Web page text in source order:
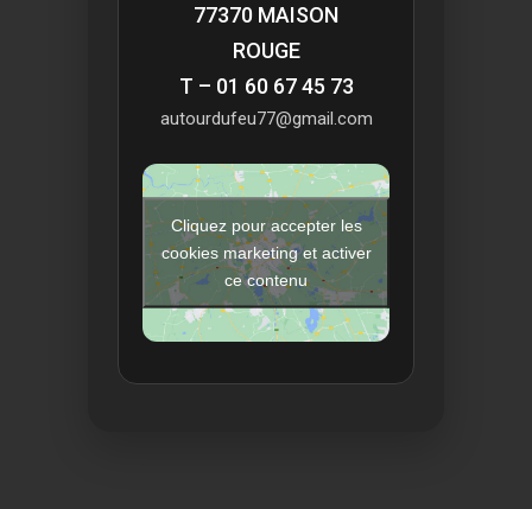
77370 MAISON
ROUGE
T – 01 60 67 45 73
autourdufeu77@gmail.com
Cliquez pour accepter les
cookies marketing et activer
ce contenu